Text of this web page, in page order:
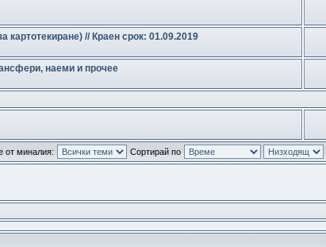
// Краен срок: 01.09.2019
наеми и прочее
от миналия: Сортирай по